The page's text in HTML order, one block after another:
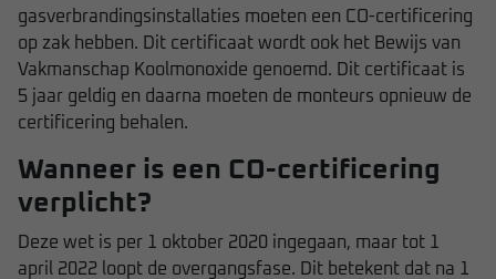
gasverbrandingsinstallaties moeten een CO-certificering
op zak hebben. Dit certificaat wordt ook het Bewijs van
Vakmanschap Koolmonoxide genoemd. Dit certificaat is
5 jaar geldig en daarna moeten de monteurs opnieuw de
certificering behalen.
Wanneer is een CO-certificering
verplicht?
Deze wet is per 1 oktober 2020 ingegaan, maar tot 1
april 2022 loopt de overgangsfase. Dit betekent dat na 1